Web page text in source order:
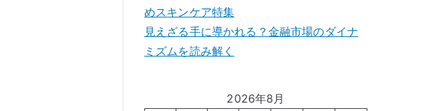
めスキンケア特集
見えざる手に導かれる？金融市場のダイナ
ミズムを読み解く
2026年8月